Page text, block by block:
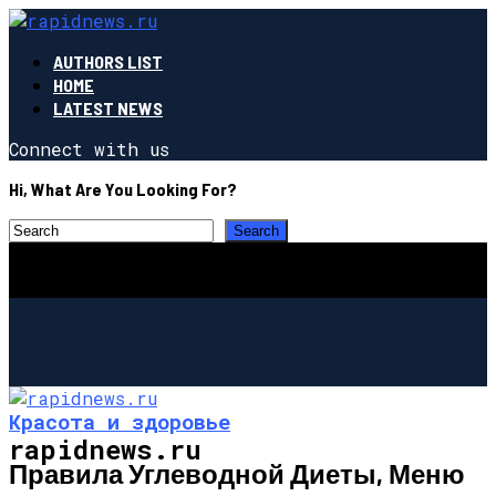
AUTHORS LIST
HOME
LATEST NEWS
Connect with us
Hi, What Are You Looking For?
rapidnews.ru
Красота и здоровье
Правила Углеводной Диеты, Меню